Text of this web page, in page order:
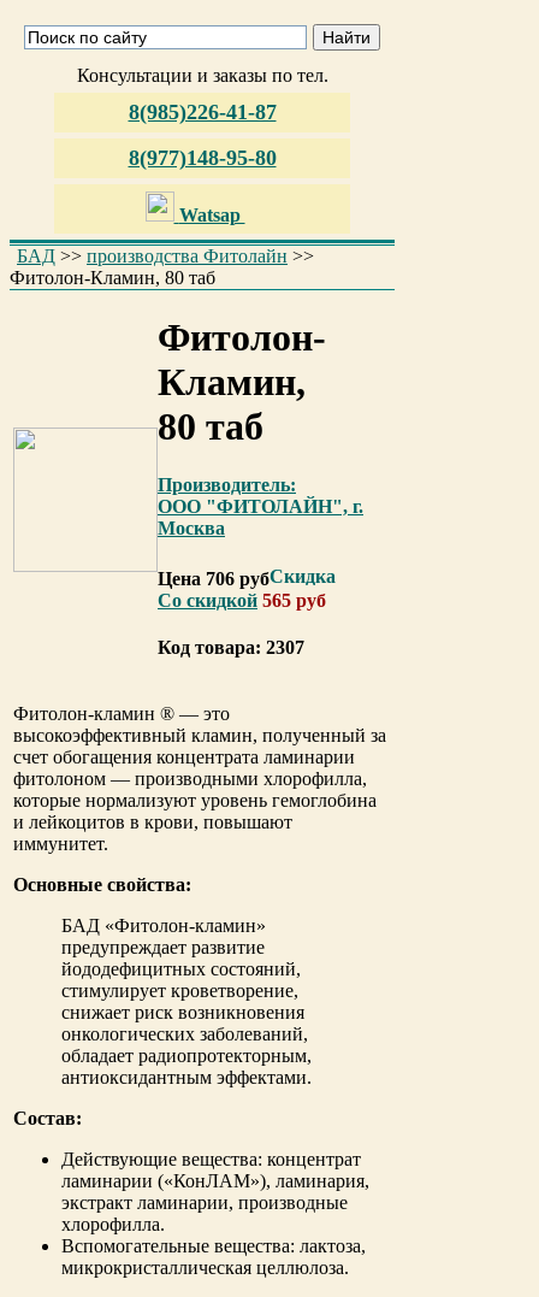
Консультации и заказы по тел.
8(985)226-41-87
8(977)148-95-80
Watsap
БАД >> производства Фитолайн >>
Фитолон-Кламин, 80 таб
Фитолон-
Кламин,
80 таб
Производитель:
ООО "ФИТОЛАЙН", г.
Москва
Цена 706 руб
Со скидкой 565 руб
Код товара: 2307
Фитолон-кламин ® — это
высокоэффективный кламин, полученный за
счет обогащения концентрата ламинарии
фитолоном — производными хлорофилла,
которые нормализуют уровень гемоглобина
и лейкоцитов в крови, повышают
иммунитет.
Основные свойства:
БАД «Фитолон-кламин»
предупреждает развитие
йододефицитных состояний,
стимулирует кроветворение,
снижает риск возникновения
онкологических заболеваний,
обладает радиопротекторным,
антиоксидантным эффектами.
Состав:
Действующие вещества: концентрат
ламинарии («КонЛАМ»), ламинария,
экстракт ламинарии, производные
хлорофилла.
Вспомогательные вещества: лактоза,
микрокристаллическая целлюлоза.